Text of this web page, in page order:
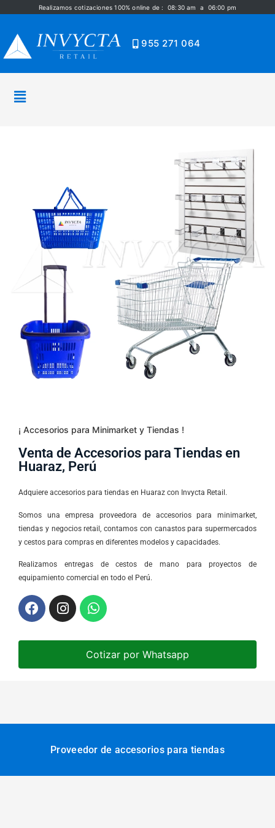
Realizamos cotizaciones 100% online de : 08:30 am a 06:00 pm
955 271 064
¡ Accesorios para Minimarket y Tiendas !
Venta de Accesorios para Tiendas en
Huaraz, Perú
Adquiere accesorios para tiendas en Huaraz con Invycta Retail.
Somos una empresa proveedora de accesorios para minimarket,
tiendas y negocios retail, contamos con canastos para supermercados
y cestos para compras en diferentes modelos y capacidades.
Realizamos entregas de cestos de mano para proyectos de
equipamiento comercial en todo el Perú.
Cotizar por Whatsapp
Proveedor de accesorios para tiendas